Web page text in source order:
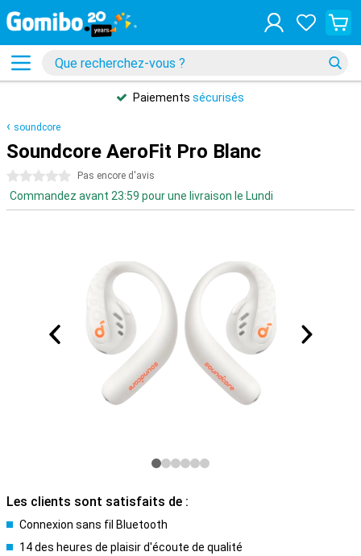
Paiements sécurisés
soundcore
Soundcore AeroFit Pro Blanc
0 étoiles Pas encore d'avis
Commandez avant 23:59 pour une livraison le Lundi
Les clients sont satisfaits de :
Connexion sans fil Bluetooth
14 des heures de plaisir d'écoute de qualité